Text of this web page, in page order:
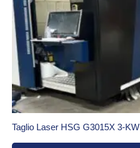
Taglio Laser HSG G3015X 3-KW